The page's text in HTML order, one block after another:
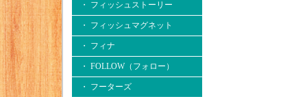
・ フィッシュストーリー
・ フィッシュマグネット
・ フィナ
・ FOLLOW（フォロー）
・ フーターズ